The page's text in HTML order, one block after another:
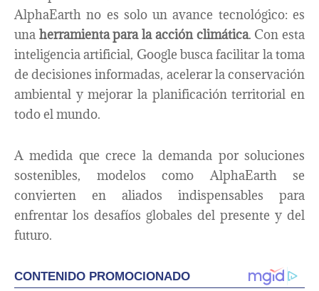
AlphaEarth no es solo un avance tecnológico: es
una herramienta para la acción climática. Con esta
inteligencia artificial, Google busca facilitar la toma
de decisiones informadas, acelerar la conservación
ambiental y mejorar la planificación territorial en
todo el mundo.
A medida que crece la demanda por soluciones
sostenibles, modelos como AlphaEarth se
convierten en aliados indispensables para
enfrentar los desafíos globales del presente y del
futuro.